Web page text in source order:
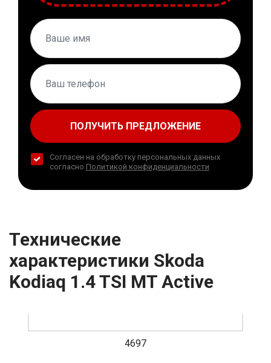
ПОЛУЧИТЬ ПРЕДЛОЖЕНИЕ
Согласен на обработку персональных данных
согласно Политикой конфиденциальности
Технические
характеристики Skoda
Kodiaq 1.4 TSI MT Active
4697